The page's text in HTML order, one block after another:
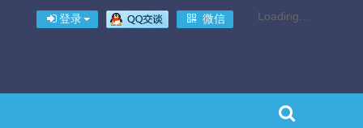
登录 微信 Loading...